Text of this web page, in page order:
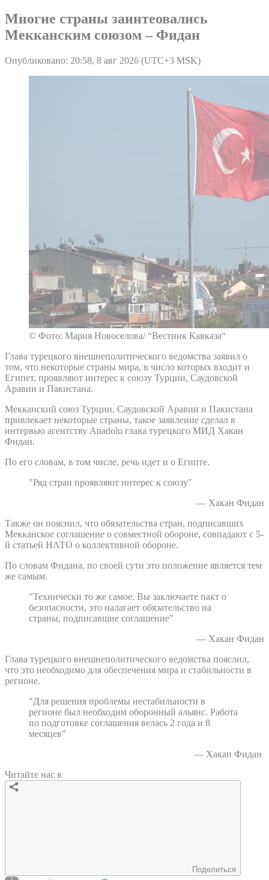
Многие страны заинтеовались
Мекканским союзом – Фидан
Опубликовано: 20:58, 8 авг 2026 (UTC+3 MSK)
© Фото: Мария Новоселова/ “Вестник Кавказа“
Глава турецкого внешнеполитического ведомства заявил о
том, что некоторые страны мира, в число которых входит и
Египет, проявляют интерес к союзу Турции, Саудовской
Аравии и Пакистана.
Мекканский союз Турции, Саудовской Аравии и Пакистана
привлекает некоторые страны, такое заявление сделал в
интервью агентству Anadolu глава турецкого МИД Хакан
Фидан.
По его словам, в том числе, речь идет и о Египте.
"Ряд стран проявляют интерес к союзу"
— Хакан Фидан
Также он пояснил, что обязательства стран, подписавших
Мекканское соглашение о совместной обороне, совпадают с 5-
й статьей НАТО о коллективной обороне.
По словам Фидана, по своей сути это положение является тем
же самым.
"Технически то же самое. Вы заключаете пакт о
безопасности, это налагает обязательство на
страны, подписавшие соглашение"
— Хакан Фидан
Глава турецкого внешнеполитического ведомства пояслил,
что это необходимо для обеспечения мира и стабильности в
регионе.
"Для решения проблемы нестабильности в
регионе был необходим оборонный альянс. Работа
по подготовке соглашения велась 2 года и 8
месяцев"
— Хакан Фидан
Читайте нас в
Поделиться